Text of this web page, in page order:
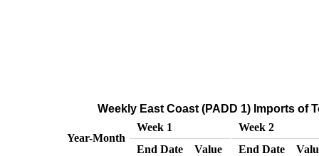
Weekly East Coast (PADD 1) Imports of
Year-Month
Week 1
Week 2
End Date
Value End Date